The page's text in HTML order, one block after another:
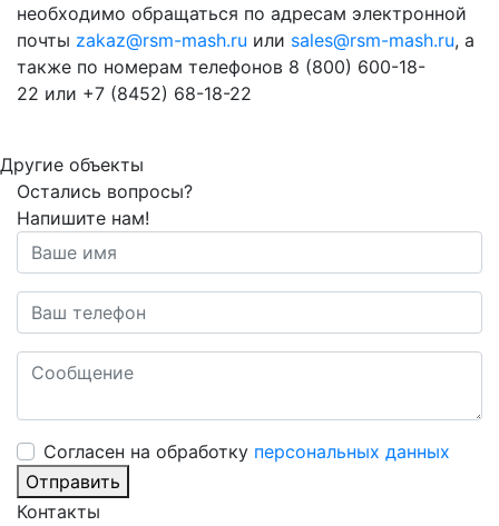
необходимо обращаться по адресам электронной
почты zakaz@rsm-mash.ru или sales@rsm-mash.ru, а
также по номерам телефонов 8 (800) 600-18-
22 или +7 (8452) 68-18-22
Другие объекты
Остались вопросы?
Напишите нам!
Cогласен на обработку персональных данных
Отправить
Контакты